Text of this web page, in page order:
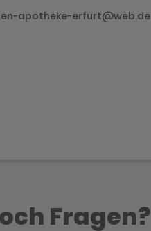
apotheke-erfurt@web.de
Fragen?